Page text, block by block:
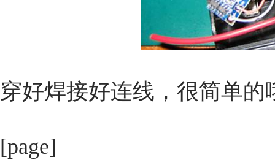
穿好焊接好连线，很简单的
[page]